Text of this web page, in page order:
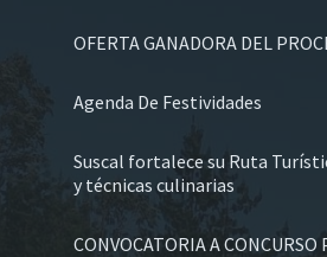
OFERTA GANADORA DEL
Agenda De Festividades
Suscal fortalece su Ruta
y técnicas culinarias
CONVOCATORIA A CONCURSO